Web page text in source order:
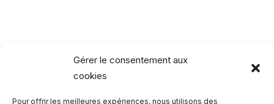
Gérer le consentement aux
cookies
Pour offrir les meilleures expériences, nous utilisons des